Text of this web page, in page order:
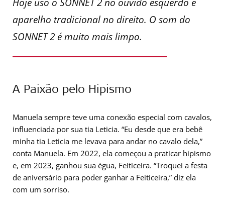
aparelho tradicional no direito. O som do
SONNET 2 é muito mais limpo.
A Paixão pelo Hipismo
Manuela sempre teve uma conexão especial com cavalos,
influenciada por sua tia Leticia. “Eu desde que era bebê
minha tia Leticia me levava para andar no cavalo dela,”
conta Manuela. Em 2022, ela começou a praticar hipismo
e, em 2023, ganhou sua égua, Feiticeira. “Troquei a festa
de aniversário para poder ganhar a Feiticeira,” diz ela
com um sorriso.